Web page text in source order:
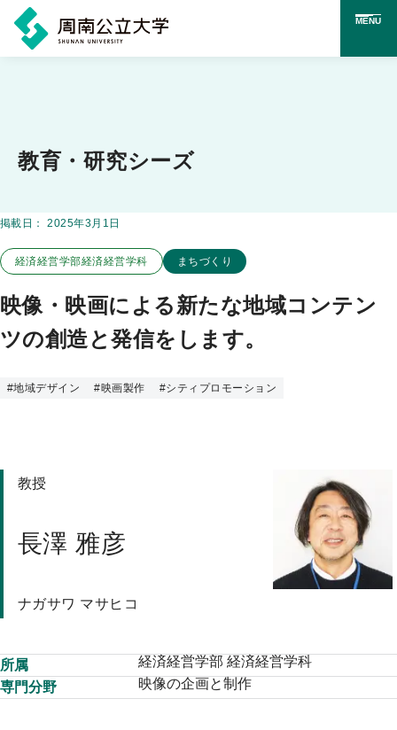
ツ
に
ッ
MENU
教育・研究シーズ
掲載日：2025年3月1日
この教育・研究シーズのカテゴリー
経済経営学部経済経営学科 まちづくり
映像・映画による新たな地域コンテン
ツの創造と発信をします。
この教育・研究シーズに関連するキーワード
#地域デザイン #映画製作 #シティプロモーション
教授
長澤 雅彦
ナガサワ マサヒコ
所属
経済経営学部 経済経営学科
専門分野
映像の企画と制作